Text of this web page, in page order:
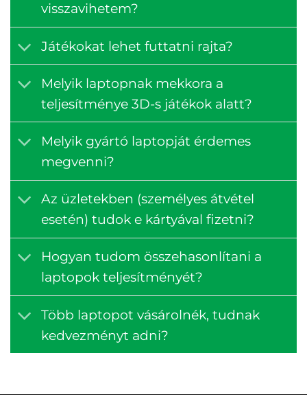
visszavihetem?
Játékokat lehet futtatni rajta?
Melyik laptopnak mekkora a
teljesítménye 3D-s játékok alatt?
Melyik gyártó laptopját érdemes
megvenni?
Az üzletekben (személyes átvétel
esetén) tudok e kártyával fizetni?
Hogyan tudom összehasonlítani a
laptopok teljesítményét?
Több laptopot vásárolnék, tudnak
kedvezményt adni?